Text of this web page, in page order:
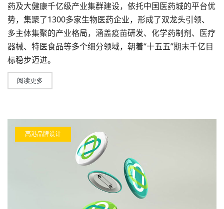
药及大健康千亿级产业集群建设，依托中国医药城的平台优
势，集聚了1300多家生物医药企业，形成了双龙头引领、
多主体集聚的产业格局，涵盖疫苗研发、化学药制剂、医疗
器械、特医食品等多个细分领域，朝着“十五五”期末千亿目
标稳步迈进。
阅读更多
高港品牌设计